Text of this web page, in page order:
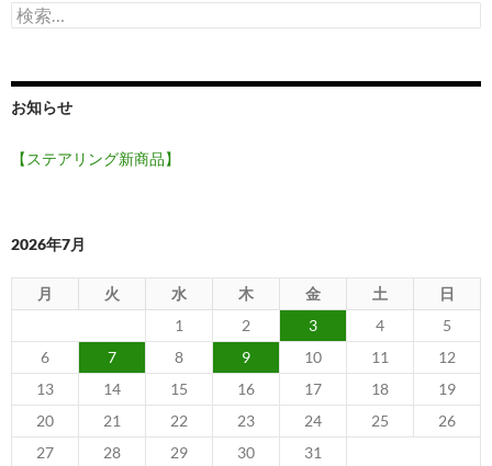
検
索:
お知らせ
【ステアリング新商品】
2026年7月
月 火 水 木 金 土
日
1
2 3 4
5
6
7 8 9 10 11
12
13
14 15 16 17 18
19
20
21 22 23 24 25
26
27
28 29 30 31